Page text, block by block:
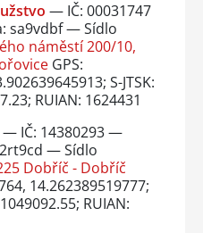
— IČ: 00031747
sa9vdbf — Sídlo
náměstí 200/10,
GPS:
S-JTSK:
RUIAN: 1624431
— IČ: 14380293 —
— Sídlo
Dobříč - Dobříč
14.262389519777;
RUIAN: